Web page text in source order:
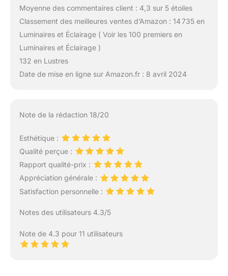
Moyenne des commentaires client : 4,3 sur 5 étoiles
Classement des meilleures ventes d’Amazon : 14 735 en
Luminaires et Éclairage ( Voir les 100 premiers en
Luminaires et Éclairage )
132 en Lustres
Date de mise en ligne sur Amazon.fr : 8 avril 2024
Note de la rédaction 18/20
Esthétique :
Qualité perçue :
Rapport qualité-prix :
Appréciation générale :
Satisfaction personnelle :
Notes des utilisateurs 4.3/5
Note de 4.3 pour 11 utilisateurs